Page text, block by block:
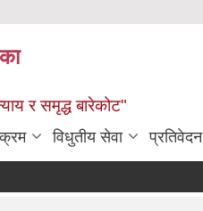
र समृद्ध बारेकोट"
विधुतीय सेवा प्रतिवेदन